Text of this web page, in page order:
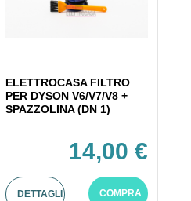
ELETTROCASA FILTRO
PER DYSON V6/V7/V8 +
SPAZZOLINA (DN 1)
14,00 €
DETTAGLI COMPRA